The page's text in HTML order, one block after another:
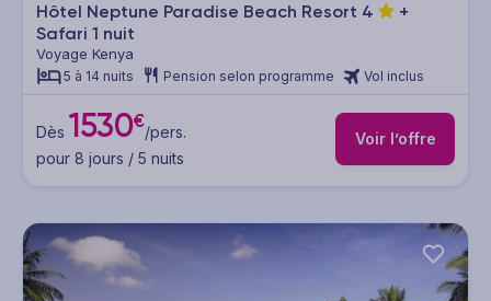
Hôtel Neptune Paradise Beach Resort 4
+
Safari 1 nuit
Voyage Kenya
5 à 14 nuits Pension selon programme Vol inclus
Dès 1530€/pers.
pour 8 jours / 5 nuits
Voir l’offre